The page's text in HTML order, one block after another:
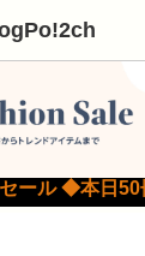
ール ◆本日50